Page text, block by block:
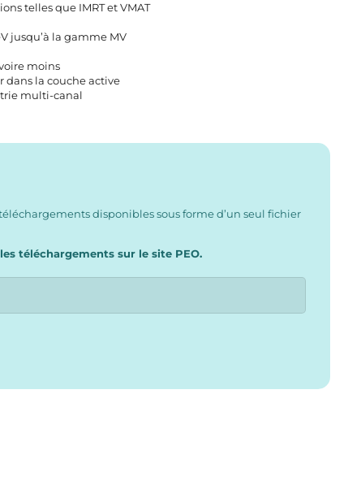
telles que IMRT et VMAT
jusqu’à la gamme MV
moins
la couche active
multi-canal
disponibles sous forme d’un seul fichier
téléchargements sur le site PEO.